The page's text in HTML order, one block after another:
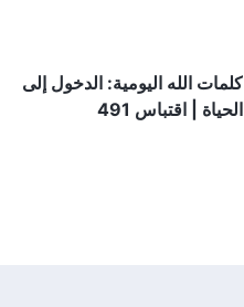
كلمات الله اليومية: الدخول إلى
الحياة | اقتباس 491